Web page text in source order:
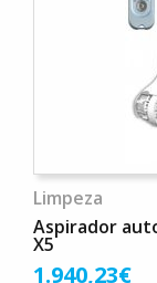
Limpeza
Aspirador
X5
1.940,23€